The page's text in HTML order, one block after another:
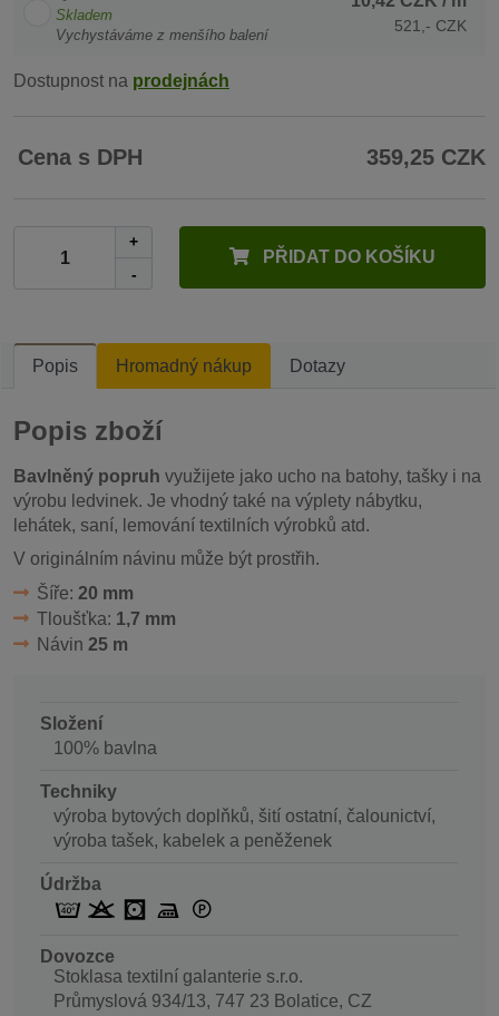
Skladem
Vychystáváme z menšího balení
521,- CZK
Dostupnost na prodejnách
Cena s DPH 359,25 CZK
+
-
PŘIDAT DO KOŠÍKU
Popis Hromadný nákup Dotazy
Popis zboží
Bavlněný popruh využijete jako ucho na batohy, tašky i na
výrobu ledvinek. Je vhodný také na výplety nábytku,
lehátek, saní, lemování textilních výrobků atd.
V originálním návinu může být prostřih.
Šíře: 20 mm
Tloušťka: 1,7 mm
Návin 25 m
Složení
100% bavlna
Techniky
výroba bytových doplňků, šití ostatní, čalounictví,
výroba tašek, kabelek a peněženek
Údržba
Dovozce
Stoklasa textilní galanterie s.r.o.
Průmyslová 934/13, 747 23 Bolatice, CZ